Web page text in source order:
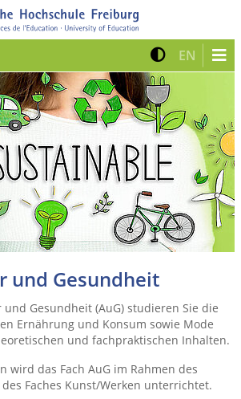
Kontrast
EN Zur
und Gesundheit
Gesundheit (AuG) studieren Sie die
Ernährung und Konsum sowie Mode
und fachpraktischen Inhalten.
wird das Fach AuG im Rahmen des
Faches Kunst/Werken unterrichtet.